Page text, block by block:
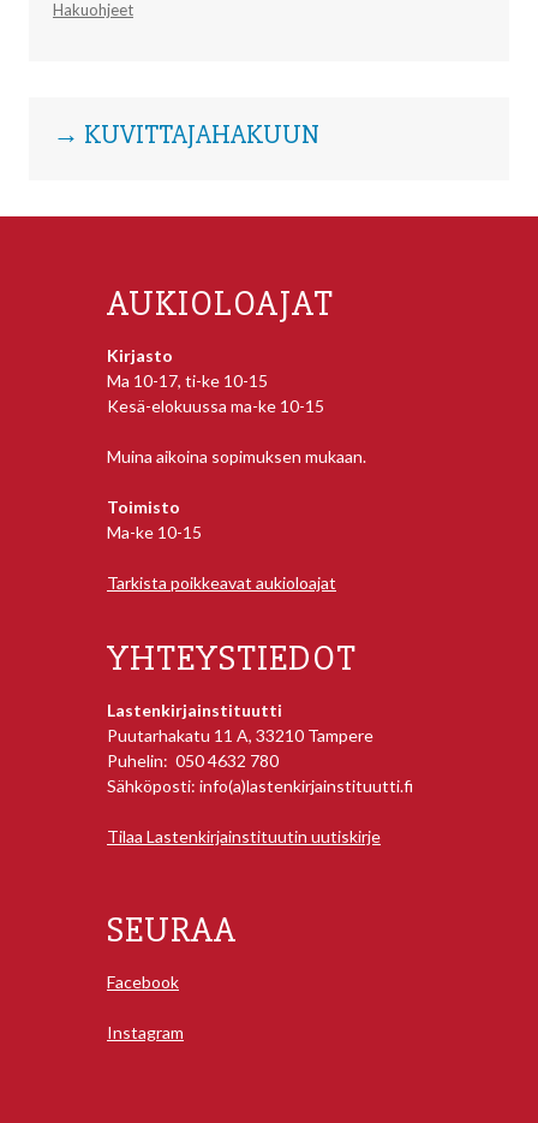
Hakuohjeet
→ KUVITTAJAHAKUUN
AUKIOLOAJAT
Kirjasto
Ma 10-17, ti-ke 10-15
Kesä-elokuussa ma-ke 10-15
Muina aikoina sopimuksen mukaan.
Toimisto
Ma-ke 10-15
Tarkista poikkeavat aukioloajat
YHTEYSTIEDOT
Lastenkirjainstituutti
Puutarhakatu 11 A, 33210 Tampere
Puhelin: 050 4632 780
Sähköposti: info(a)lastenkirjainstituutti.fi
Tilaa Lastenkirjainstituutin uutiskirje
SEURAA
Facebook
Instagram